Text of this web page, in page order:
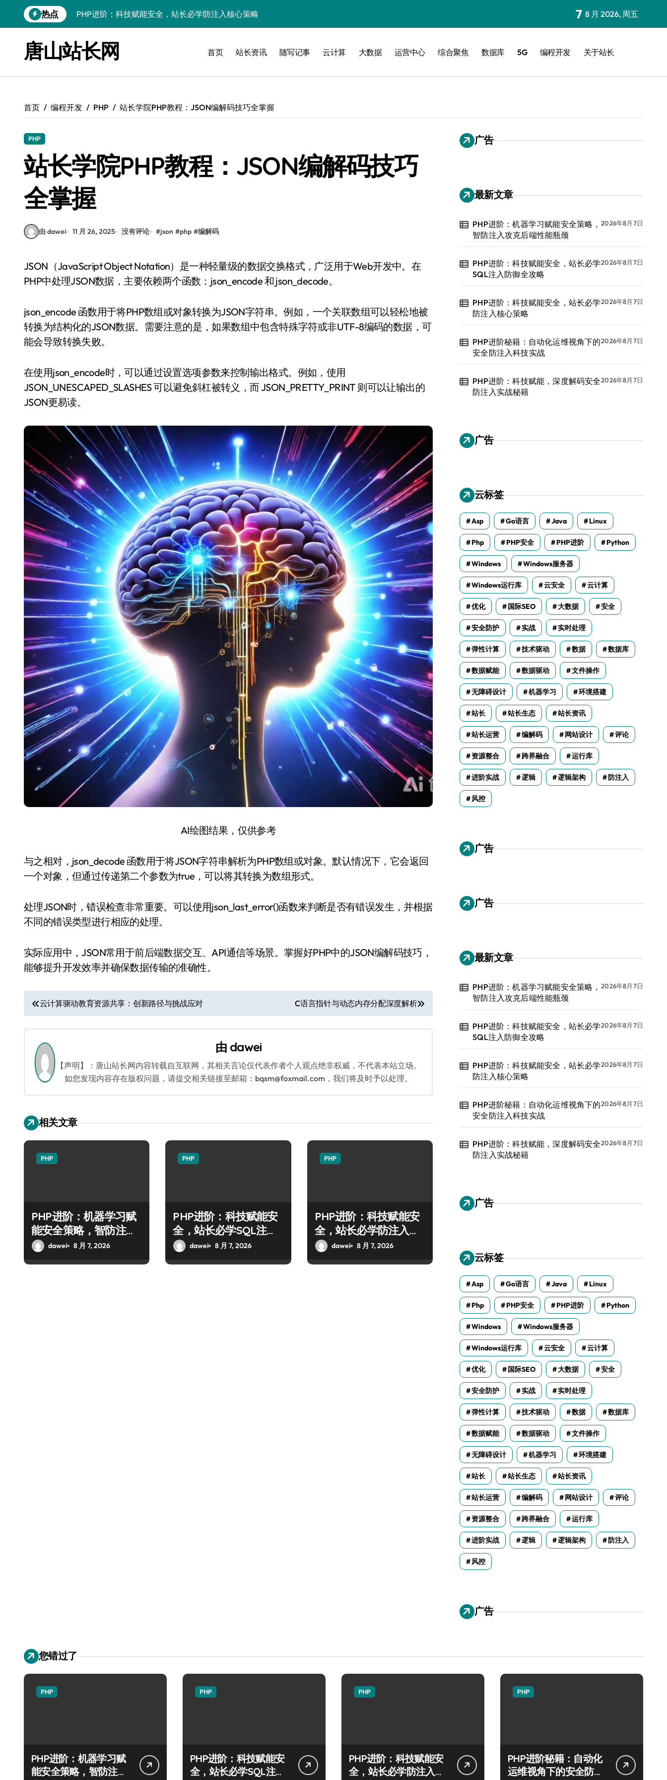
到
热点
PHP进阶：科技赋能安全，站长必学防注入核心策略
PHP进阶：科技赋能，深度解码安全防注入实战秘籍
云安全护航传媒数据新趋势
VR跨界融合新趋势：站长资源全攻略
云计算弹性架构：智能资源调配揭秘
PHP进阶：机器学习赋能安全策略，智防注入攻克后端性能瓶颈
7 8 月 2026, 周五
唐山站长网 首页 站长资讯 随写记事 云计算 大数据 运营中心 综合聚焦 数据库 5G 编程开发 关于站长
首页 编程开发 PHP 站长学院PHP教程：JSON编解码技巧全掌握
PHP
站长学院PHP教程：JSON编解码技巧
全掌握
由 dawei 11 月 26, 2025 没有评论 #json #php #编解码
JSON（JavaScript Object Notation）是一种轻量级的数据交换格式，广泛用于Web开发中。在
PHP中处理JSON数据，主要依赖两个函数：json_encode 和 json_decode。
json_encode 函数用于将PHP数组或对象转换为JSON字符串。例如，一个关联数组可以轻松地被
转换为结构化的JSON数据。需要注意的是，如果数组中包含特殊字符或非UTF-8编码的数据，可
能会导致转换失败。
在使用json_encode时，可以通过设置选项参数来控制输出格式。例如，使用
JSON_UNESCAPED_SLASHES 可以避免斜杠被转义，而 JSON_PRETTY_PRINT 则可以让输出的
JSON更易读。
AI绘图结果，仅供参考
与之相对，json_decode 函数用于将JSON字符串解析为PHP数组或对象。默认情况下，它会返回
一个对象，但通过传递第二个参数为true，可以将其转换为数组形式。
处理JSON时，错误检查非常重要。可以使用json_last_error()函数来判断是否有错误发生，并根据
不同的错误类型进行相应的处理。
实际应用中，JSON常用于前后端数据交互、API通信等场景。掌握好PHP中的JSON编解码技巧，
能够提升开发效率并确保数据传输的准确性。
文
章
导
航
云计算驱动教育资源共享：创新路径与挑战应对 C语言指针与动态内存分配深度解析
由 dawei
【声明】：唐山站长网内容转载自互联网，其相关言论仅代表作者个人观点绝非权威，不代表本站立场。
如您发现内容存在版权问题，请提交相关链接至邮箱：bqsm@foxmail.com，我们将及时予以处理。
相关文章
PHP
PHP进阶：机器学习赋
能安全策略，智防注入
攻克后端性能瓶颈
dawei 8 月 7, 2026
PHP
PHP进阶：科技赋能安
全，站长必学SQL注入
防御全攻略
dawei 8 月 7, 2026
PHP
PHP进阶：科技赋能安
全，站长必学防注入核
心策略
dawei 8 月 7, 2026
广告
最新文章
PHP进阶：机器学习赋能安全策略，
智防注入攻克后端性能瓶颈
2026年8月7日
PHP进阶：科技赋能安全，站长必学
SQL注入防御全攻略
2026年8月7日
PHP进阶：科技赋能安全，站长必学
防注入核心策略
2026年8月7日
PHP进阶秘籍：自动化运维视角下的
安全防注入科技实战
2026年8月7日
PHP进阶：科技赋能，深度解码安全
防注入实战秘籍
2026年8月7日
广告
云标签
Asp Go语言 Java Linux
Php PHP安全 PHP进阶 Python
Windows Windows服务器
Windows运行库 云安全 云计算
优化 国际SEO 大数据 安全
安全防护 实战 实时处理
弹性计算 技术驱动 数据 数据库
数据赋能 数据驱动 文件操作
无障碍设计 机器学习 环境搭建
站长 站长生态 站长资讯
站长运营 编解码 网站设计 评论
资源整合 跨界融合 运行库
进阶实战 逻辑 逻辑架构 防注入
风控
广告
广告
最新文章
PHP进阶：机器学习赋能安全策略，
智防注入攻克后端性能瓶颈
2026年8月7日
PHP进阶：科技赋能安全，站长必学
SQL注入防御全攻略
2026年8月7日
PHP进阶：科技赋能安全，站长必学
防注入核心策略
2026年8月7日
PHP进阶秘籍：自动化运维视角下的
安全防注入科技实战
2026年8月7日
PHP进阶：科技赋能，深度解码安全
防注入实战秘籍
2026年8月7日
广告
云标签
Asp Go语言 Java Linux
Php PHP安全 PHP进阶 Python
Windows Windows服务器
Windows运行库 云安全 云计算
优化 国际SEO 大数据 安全
安全防护 实战 实时处理
弹性计算 技术驱动 数据 数据库
数据赋能 数据驱动 文件操作
无障碍设计 机器学习 环境搭建
站长 站长生态 站长资讯
站长运营 编解码 网站设计 评论
资源整合 跨界融合 运行库
进阶实战 逻辑 逻辑架构 防注入
风控
广告
您错过了
PHP
PHP进阶：机器学习赋
能安全策略，智防注入
PHP
PHP进阶：科技赋能安
全，站长必学SQL注入
PHP
PHP进阶：科技赋能安
全，站长必学防注入核
PHP
PHP进阶秘籍：自动化
运维视角下的安全防注